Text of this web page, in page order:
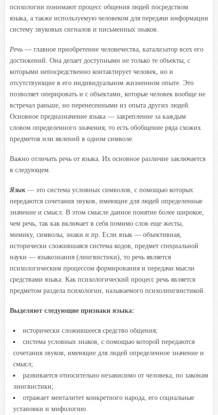
психологии понимают процесс общения людей посредством
языка, а также используемую человеком для передачи информации
систему звуковых сигналов и письменных знаков.
Речь — главное приобретение человечества, катализатор всех его
достижений. Она делает доступными не только те объекты, с
которыми непосредственно контактирует человек, но и
отсутствующие в его индивидуальном жизненном опыте. Это
позволяет оперировать и с объектами, которые человек вообще не
встречал раньше, но перенесенными из опыта других людей.
Основное предназначение языка — закрепление за каждым
словом определенного значения, то есть обобщение ряда схожих
предметов или явлений в одном символе.
Важно отличать речь от языка. Их основное различие заключается
в следующем.
Язык— это система условных символов, с помощью которых
передаются сочетания звуков, имеющие для людей определенные
значение и смысл. В этом смысле данное понятие более широкое,
чем речь, так как включает в себя помимо слов еще жесты,
мимику, символы, знаки и пр. Если язык — объективная,
исторически сложившаяся система кодов, предмет специальной
науки — языкознания (лингвистики), то речь является
психологическим процессом формирования и передачи мысли
средствами языка. Как психологический процесс речь является
предметом раздела психологии, называемого психолингвистикой.
Выделяют следующие признаки языка:
исторически сложившееся средство общения;
система условных знаков, с помощью которой передаются
сочетания звуков, имеющие для людей определенное значение и
смысл;
развивается относительно независимо от человека, по законам
лингвистики;
отражает менталитет конкретного народа, его социальные
установки и мифологию.